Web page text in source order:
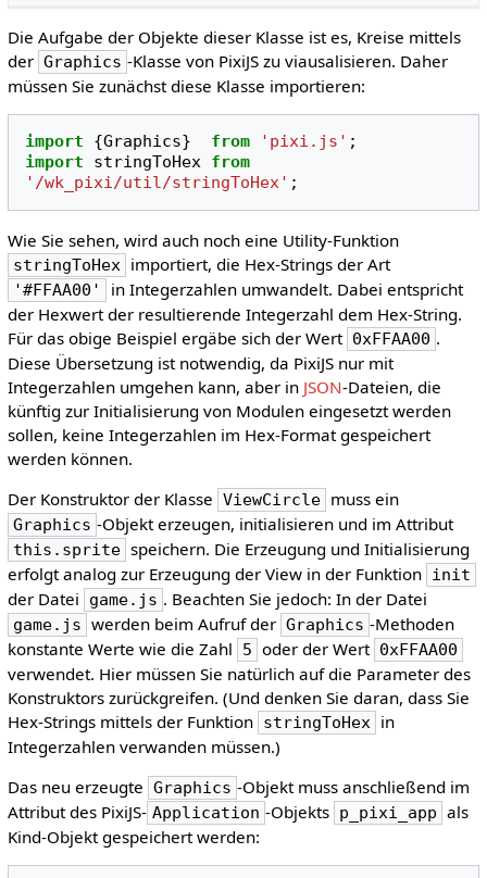
Die Aufgabe der Objekte dieser Klasse ist es, Kreise mittels
der Graphics -Klasse von PixiJS zu viausalisieren. Daher
müssen Sie zunächst diese Klasse importieren:
import {Graphics} from 'pixi.js' ;
import
stringToHex from
'/wk_pixi/util/stringToHex' ;
Wie Sie sehen, wird auch noch eine Utility-Funktion
stringToHex importiert, die Hex-Strings der Art
'#FFAA00'
in Integerzahlen umwandelt. Dabei entspricht
der Hexwert der resultierende Integerzahl dem Hex-String.
Für das obige Beispiel ergäbe sich der Wert 0xFFAA00 .
Diese Übersetzung ist notwendig, da PixiJS nur mit
Integerzahlen umgehen kann, aber in JSON-Dateien, die
künftig zur Initialisierung von Modulen eingesetzt werden
sollen, keine Integerzahlen im Hex-Format gespeichert
werden können.
Der Konstruktor der Klasse ViewCircle muss ein
Graphics -Objekt erzeugen, initialisieren und im Attribut
this.sprite speichern. Die Erzeugung und Initialisierung
erfolgt analog zur Erzeugung der View in der Funktion init
der Datei game.js . Beachten Sie jedoch: In der Datei
game.js werden beim Aufruf der Graphics -Methoden
konstante Werte wie die Zahl
5 oder der Wert 0xFFAA00
verwendet. Hier müssen Sie natürlich auf die Parameter des
Konstruktors zurückgreifen. (Und denken Sie daran, dass Sie
Hex-Strings mittels der Funktion stringToHex in
Integerzahlen verwanden müssen.)
Das neu erzeugte Graphics -Objekt muss anschließend im
Attribut des PixiJS- Application -Objekts p_pixi_app als
Kind-Objekt gespeichert werden: